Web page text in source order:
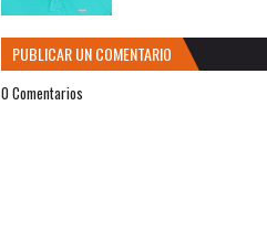
PUBLICAR UN COMENTARIO
0 Comentarios